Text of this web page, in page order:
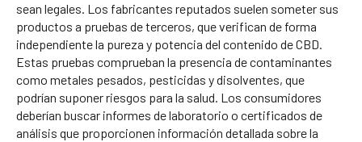
sean legales. Los fabricantes reputados suelen someter sus
productos a pruebas de terceros, que verifican de forma
independiente la pureza y potencia del contenido de CBD.
Estas pruebas comprueban la presencia de contaminantes
como metales pesados, pesticidas y disolventes, que
podrían suponer riesgos para la salud. Los consumidores
deberían buscar informes de laboratorio o certificados de
análisis que proporcionen información detallada sobre la